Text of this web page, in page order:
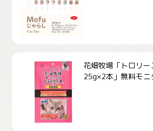
花畑牧場「トロリ
25g×2本」無料モニ